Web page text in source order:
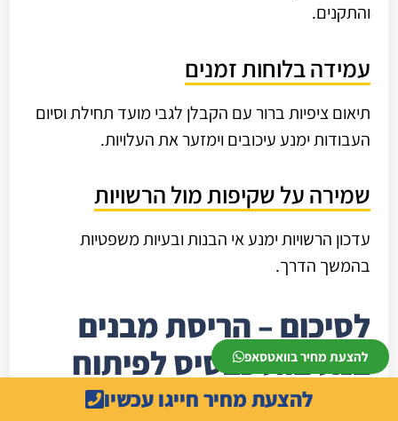
והתקנים.
עמידה בלוחות זמנים
תיאום ציפיות ברור עם הקבלן לגבי מועד תחילת וסיום
העבודות ימנע עיכובים וימזער את העלויות.
שמירה על שקיפות מול הרשויות
עדכון הרשויות ימנע אי הבנות ובעיות משפטיות
בהמשך הדרך.
לסיכום – הריסת מבנים
בנתיבות כבסיס לפיתוח
עתידי
להצעת מחיר בוואטסאפ
להצעת מחיר חייגו עכשיו